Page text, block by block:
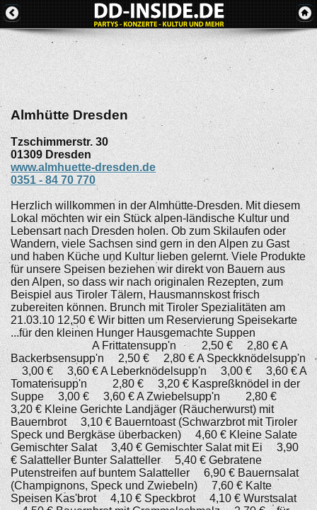
Almhütte Dresden
Tzschimmerstr. 30
01309 Dresden
www.almhuette-dresden.de
0351 - 84 70 770
Herzlich willkommen in der Almhütte-Dresden. Mit diesem
Lokal möchten wir ein Stück alpen-ländische Kultur und
Lebensart nach Dresden holen. Ob zum Skilaufen oder
Wandern, viele Sachsen sind gern in den Alpen zu Gast
und haben Küche und Kultur lieben gelernt. Viele Produkte
für unsere Speisen beziehen wir direkt von Bauern aus
den Alpen, so dass wir nach originalen Rezepten, zum
Beispiel aus Tiroler Tälern, Hausmannskost frisch
zubereiten können. Brunch mit Tiroler Spezialitäten am
21.03.10 12,50 € Wir bitten um Reservierung Speisekarte
...für den kleinen Hunger Hausgemachte Suppen
A Frittatensupp'n 2,50 € 2,80 € A
Backerbsensupp'n 2,50 € 2,80 € A Speckknödelsupp'n
3,00 € 3,60 € A Leberknödelsupp'n 3,00 € 3,60 € A
Tomatensupp'n 2,80 € 3,20 € Kaspreßknödel in der
Suppe 3,00 € 3,60 € A Zwiebelsupp'n 2,80 €
3,20 € Kleine Gerichte Landjäger (Räucherwurst) mit
Bauernbrot 3,10 € Bauerntoast (Schwarzbrot mit Tiroler
Speck und Bergkäse überbacken) 4,60 € Kleine Salate
Gemischter Salat 3,40 € Gemischter Salat mit Ei 3,90
€ Salatteller Bunter Salatteller 5,40 € Gebratene
Putenstreifen auf buntem Salatteller 6,90 € Bauernsalat
(Champignons, Speck und Zwiebeln) 7,60 € Kalte
Speisen Kas'brot 4,10 € Speckbrot 4,10 € Wurstsalat